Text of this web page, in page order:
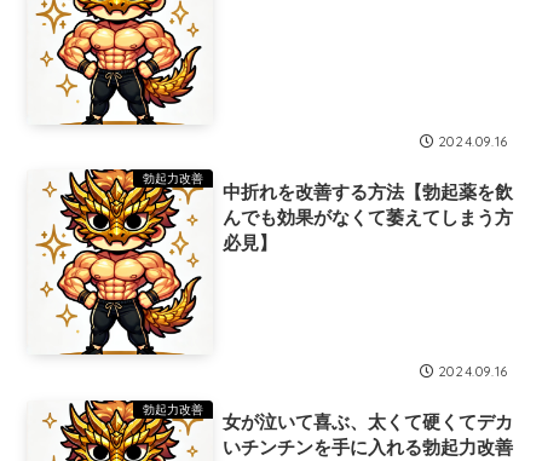
2024.09.16
勃起力改善
中折れを改善する方法【勃起薬を飲
んでも効果がなくて萎えてしまう方
必見】
2024.09.16
勃起力改善
女が泣いて喜ぶ、太くて硬くてデカ
いチンチンを手に入れる勃起力改善